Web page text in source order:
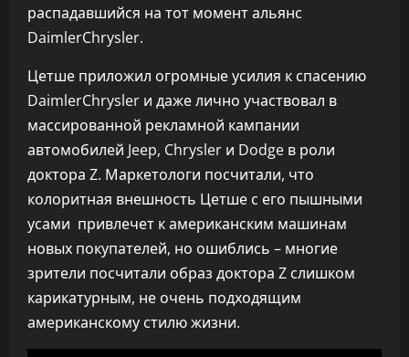
распадавшийся на тот момент альянс
DaimlerChrysler.
Цетше приложил огромные усилия к спасению
DaimlerChrysler и даже лично участвовал в
массированной рекламной кампании
автомобилей Jeep, Chrysler и Dodge в роли
доктора Z. Маркетологи посчитали, что
колоритная внешность Цетше с его пышными
усами привлечет к американским машинам
новых покупателей, но ошиблись – многие
зрители посчитали образ доктора Z слишком
карикатурным, не очень подходящим
американскому стилю жизни.